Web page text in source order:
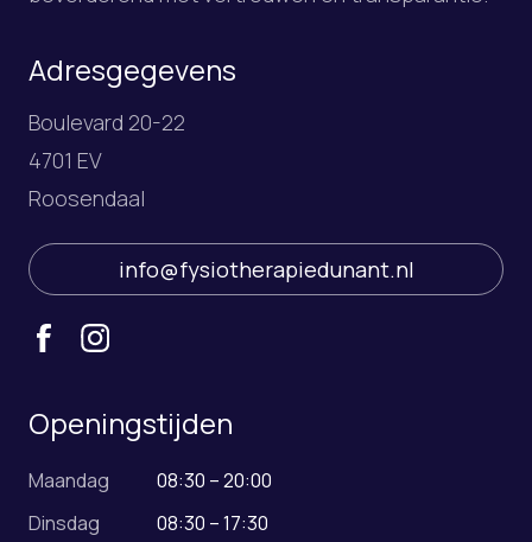
Adresgegevens
Boulevard 20-22
4701 EV
Roosendaal
info@fysiotherapiedunant.nl
Openingstijden
Maandag
08:30 – 20:00
Dinsdag
08:30 – 17:30